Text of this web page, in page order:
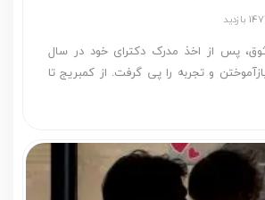
بازدید
پس از اخذ مدرک دکترای خود در سال
بازآموختن و تجربه را پی گرفت. از کمبریج تا